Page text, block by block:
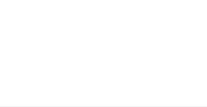
dung lượng lưu trữ. Đây là lựa chọn tối ưu cho